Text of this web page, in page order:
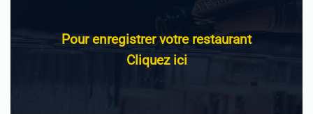
Pour enregistrer votre restaurant
Cliquez ici